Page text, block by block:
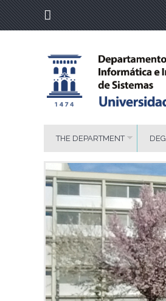
THE DEPARTMENT